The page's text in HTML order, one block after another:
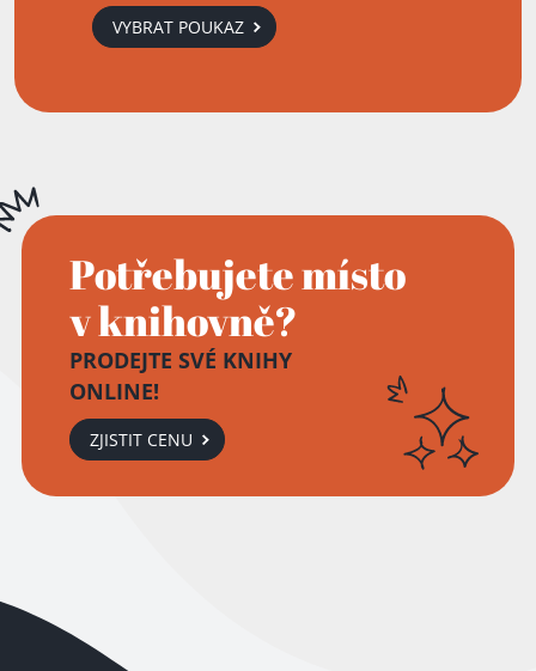
VYBRAT POUKAZ
Potřebujete místo
v knihovně?
PRODEJTE SVÉ KNIHY
ONLINE!
ZJISTIT CENU